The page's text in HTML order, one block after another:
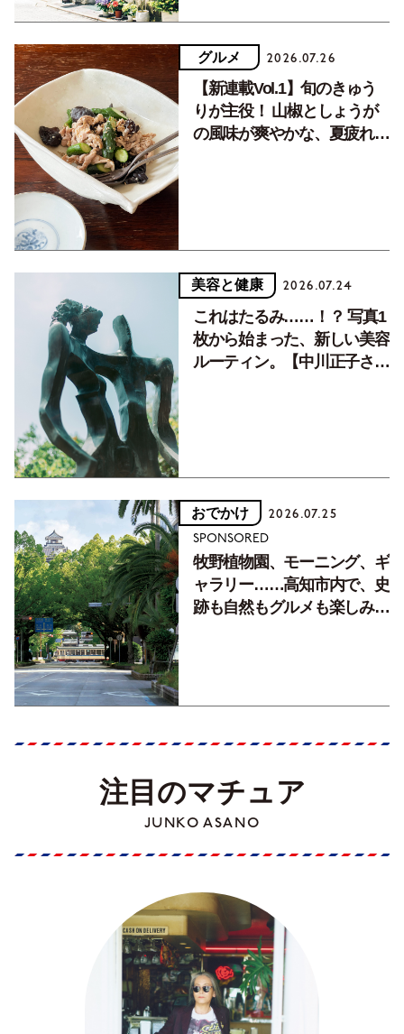
グルメ 2026.07.26
【新連載Vol.1】旬のきゅう
りが主役！ 山椒としょうが
の風味が爽やかな、夏疲れを
美容と健康 2026.07.24
これはたるみ……！？ 写真1
枚から始まった、新しい美容
ルーティン。【中川正子さん
おでかけ 2026.07.25
SPONSORED
牧野植物園、モーニング、ギ
ャラリー……高知市内で、史
跡も自然もグルメも楽しみ尽
注目のマチュア
JUNKO ASANO